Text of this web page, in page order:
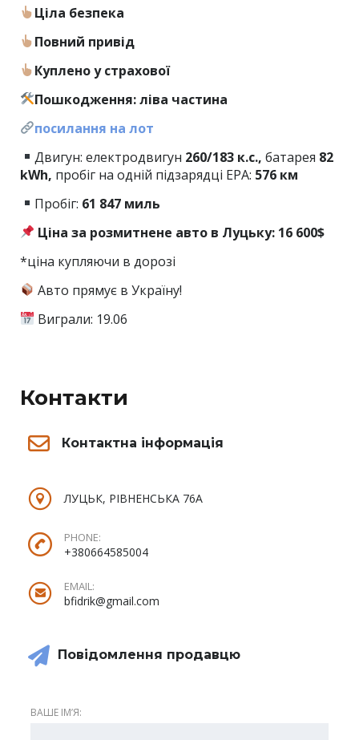
Ціла безпека
Повний привід
Куплено у страхової
Пошкодження: ліва частина
посилання на лот
Двигун: електродвигун 260/183 к.с.,батарея 82
kWh, пробіг на одній підзарядці EPA: 576 км
Пробіг: 61 847 миль
Ціна за розмитнене авто в Луцьку: 16 600$
*ціна купляючи в дорозі
Авто прямує в Україну!
Виграли: 19.06
Контакти
Контактна інформація
ЛУЦЬК, РІВНЕНСЬКА 76А
PHONE:
+380664585004
EMAIL:
bfidrik@gmail.com
Повідомлення продавцю
ВАШЕ ІМʼЯ: